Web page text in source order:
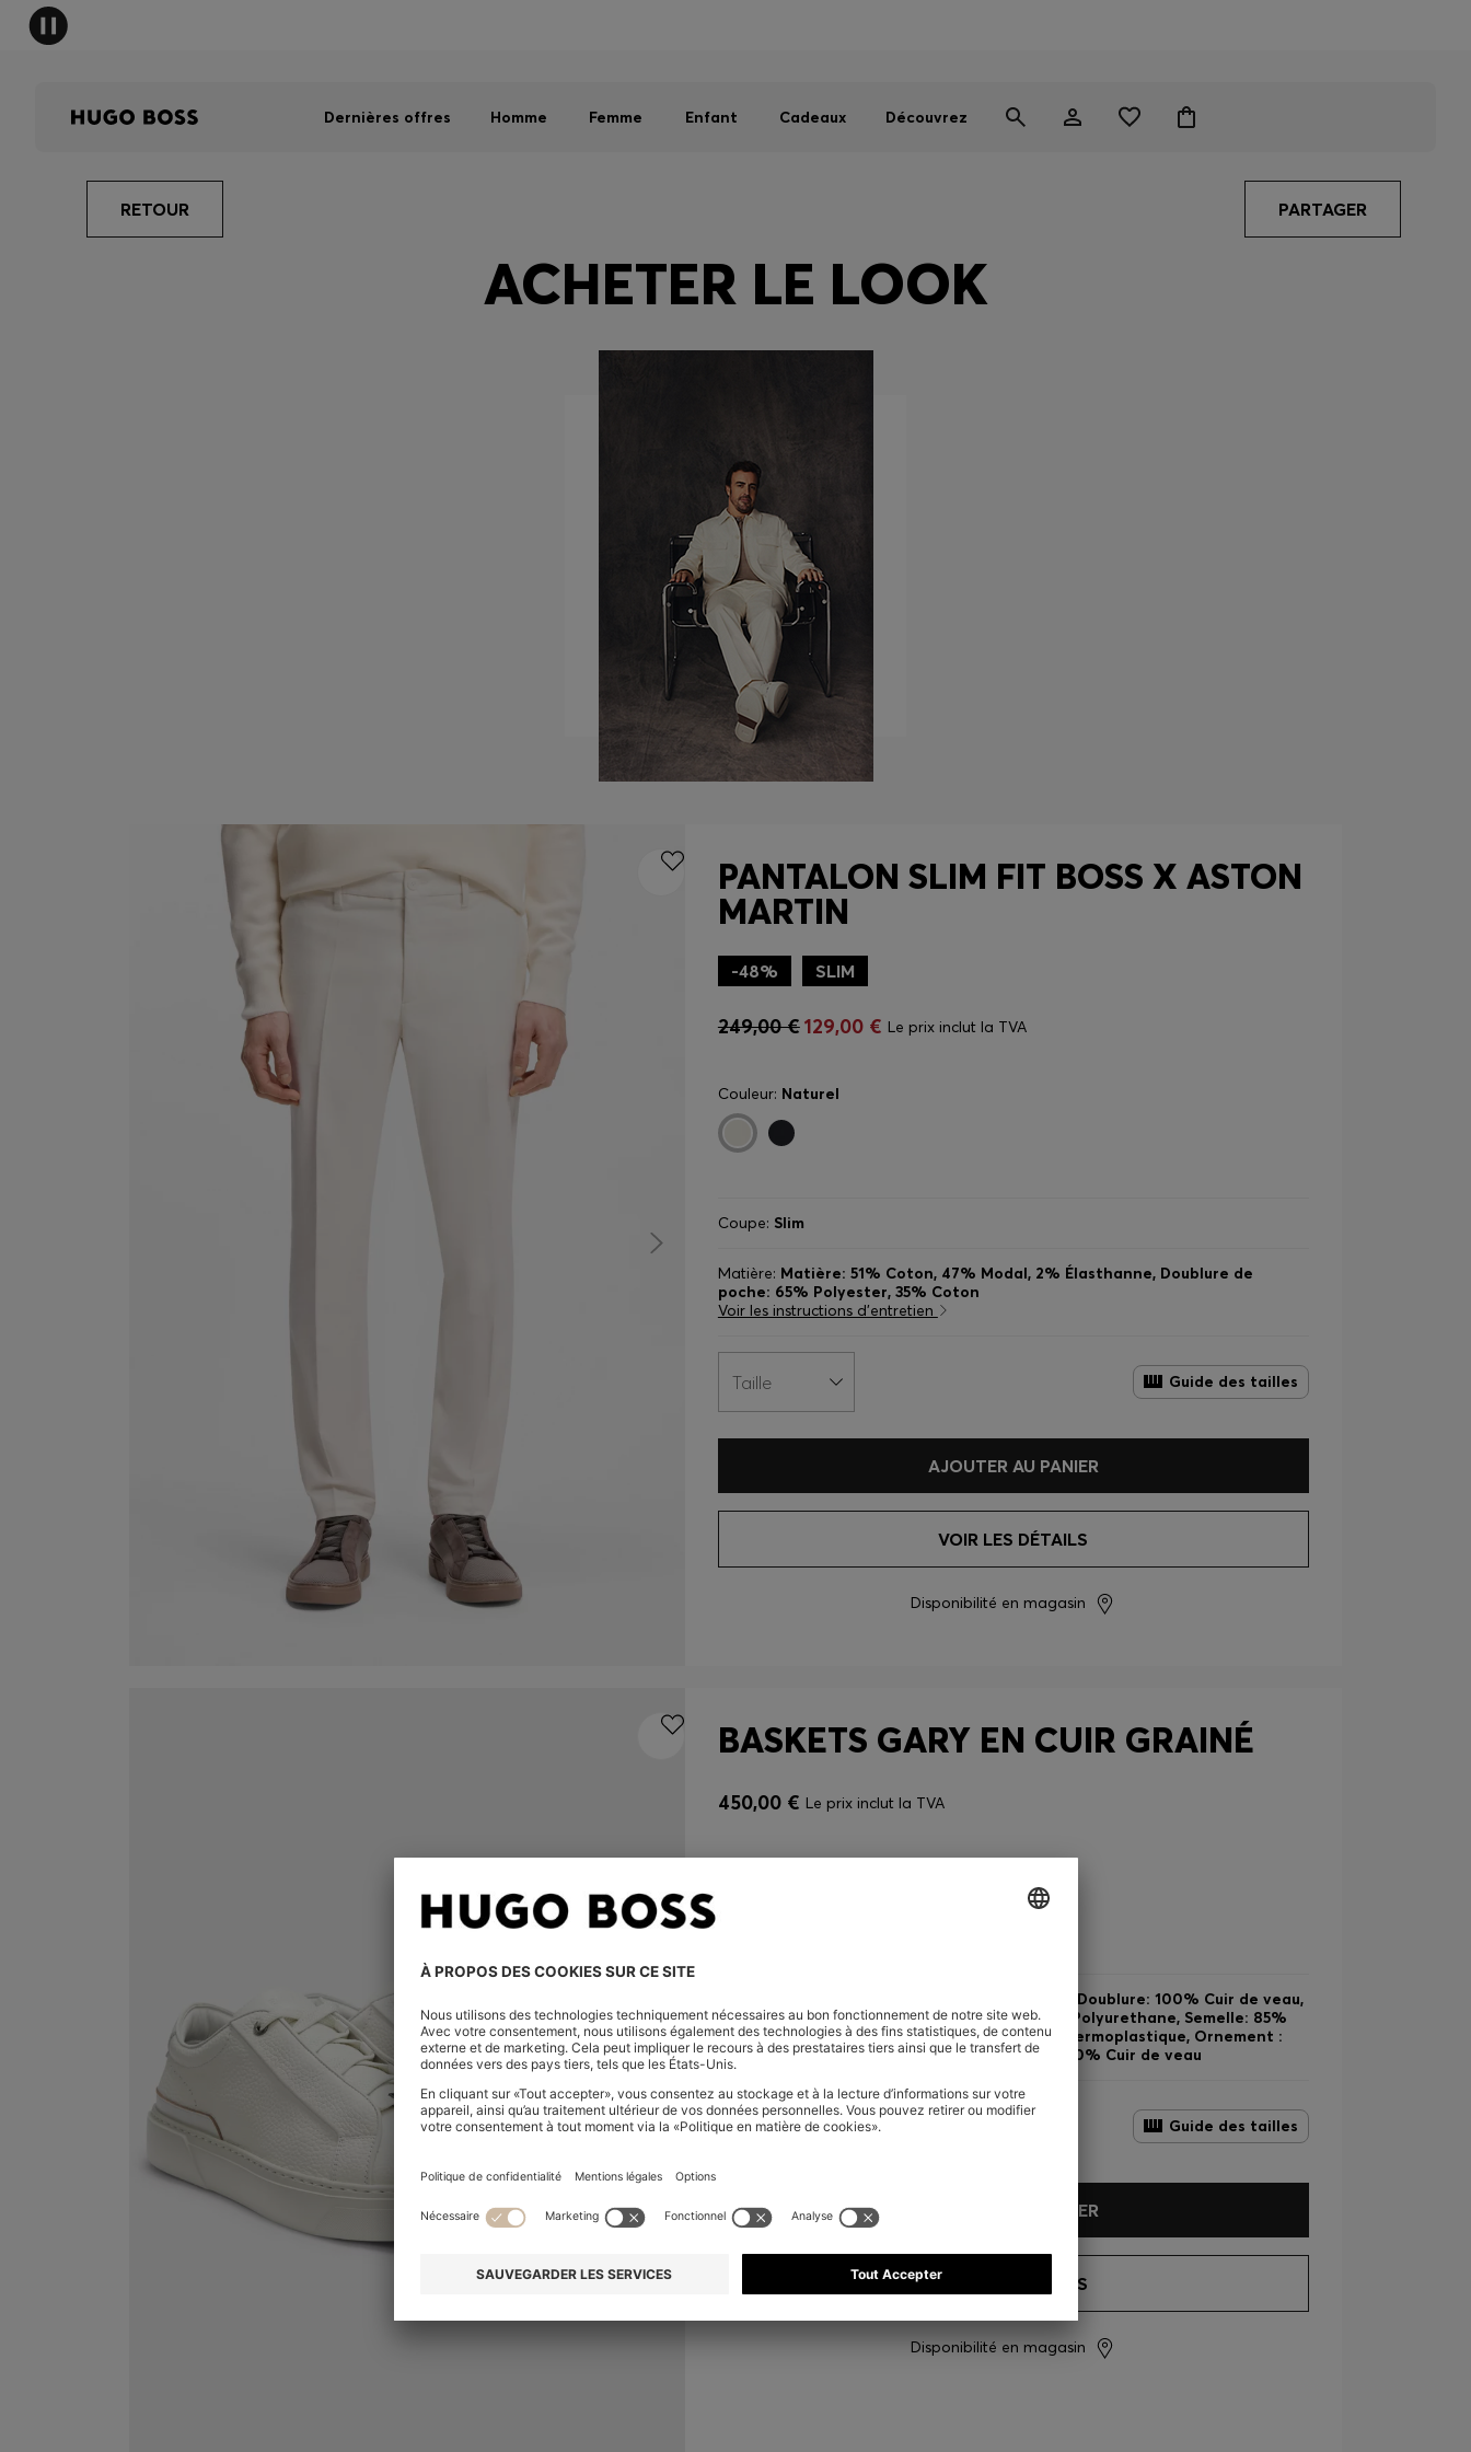
Dernières offres Homme Femme Enfant Cadeaux Découvrez
RETOUR PARTAGER
ACHETER LE LOOK
PANTALON SLIM FIT BOSS X ASTON
MARTIN
-48% SLIM
249,00 €129,00 € Le prix inclut la TVA
Couleur: Naturel
Coupe: Slim
Matière: Matière: 51% Coton, 47% Modal, 2% Élasthanne, Doublure de
poche: 65% Polyester, 35% Coton
Voir les instructions d’entretien
Taille Guide des tailles
AJOUTER AU PANIER
VOIR LES DÉTAILS
Disponibilité en magasin
BASKETS GARY EN CUIR GRAINÉ
450,00 € Le prix inclut la TVA
Qualité principal : 100% Cuir de veau, Doublure: 100% Cuir de veau,
100% Cuir de vachette, 60% Polyester, 40% Polyurethane, Semelle: 85%
Éthylène vinyle acétate, 15% polyurethane thermoplastique, Ornement :
100% Cuir de vachette, semelle intérieure: 100% Cuir de veau
Taille Guide des tailles
AJOUTER AU PANIER
VOIR LES DÉTAILS
Disponibilité en magasin